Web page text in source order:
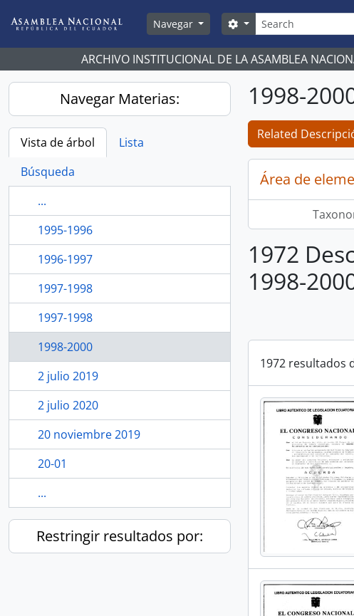
Navegar
Búsqueda
Search options
ARCHIVO INSTITUCIONAL DE LA ASAMBLEA
Navegar Materias:
Vista de árbol
Lista
Búsqueda
...
1995-1996
1996-1997
1997-1998
1997-1998
1998-2000
2 julio 2019
2 julio 2020
20 noviembre 2019
20-01
...
Restringir resultados por:
1998-
Related
Área de
1972
1998-
1972 resultados